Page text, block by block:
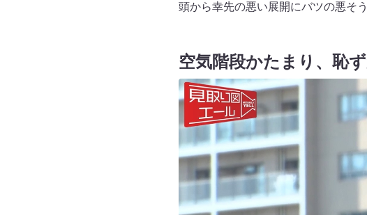
頭から幸先の悪い展開にバツの悪そ
空気階段かたまり、恥